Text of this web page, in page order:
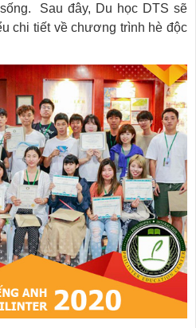
Sau đây, Du học DTS sẽ
chi tiết về chương trình hè độc